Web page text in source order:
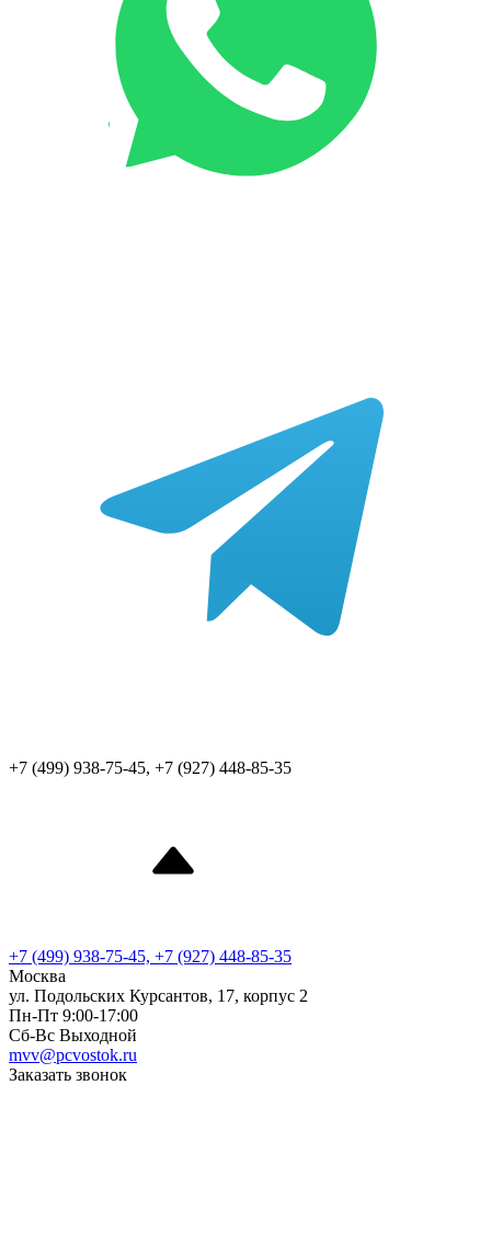
+7 (499) 938-75-45, +7 (927) 448-85-35
+7 (499) 938-75-45, +7 (927) 448-85-35
Москва
ул. Подольских Курсантов, 17, корпус 2
Пн-Пт 9:00-17:00
Сб-Вс Выходной
mvv@pcvostok.ru
Заказать звонок